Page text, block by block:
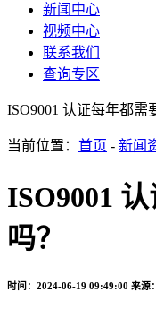
新闻中心
视频中心
联系我们
查询专区
ISO9001 认证每年都需
当前位置： 首页 - 新闻
ISO9001
吗？
时间：2024-06-19 09:49:00 来源